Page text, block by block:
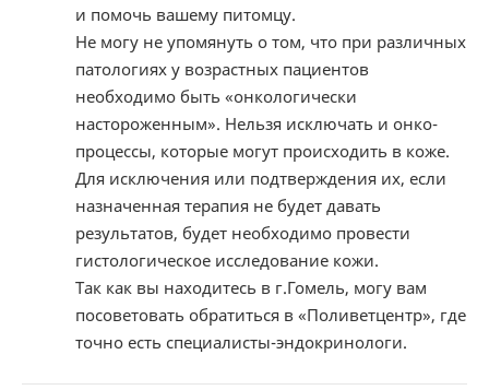
и помочь вашему питомцу.
Не могу не упомянуть о том, что при различных
патологиях у возрастных пациентов
необходимо быть «онкологически
настороженным». Нельзя исключать и онко-
процессы, которые могут происходить в коже.
Для исключения или подтверждения их, если
назначенная терапия не будет давать
результатов, будет необходимо провести
гистологическое исследование кожи.
Так как вы находитесь в г.Гомель, могу вам
посоветовать обратиться в «Поливетцентр», где
точно есть специалисты-эндокринологи.